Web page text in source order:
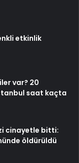
etkinlik
var? 20
saat kaçta
cinayetle bitti:
öldürüldü